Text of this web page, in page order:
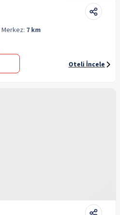
Merkez: 7 km
Oteli İncele